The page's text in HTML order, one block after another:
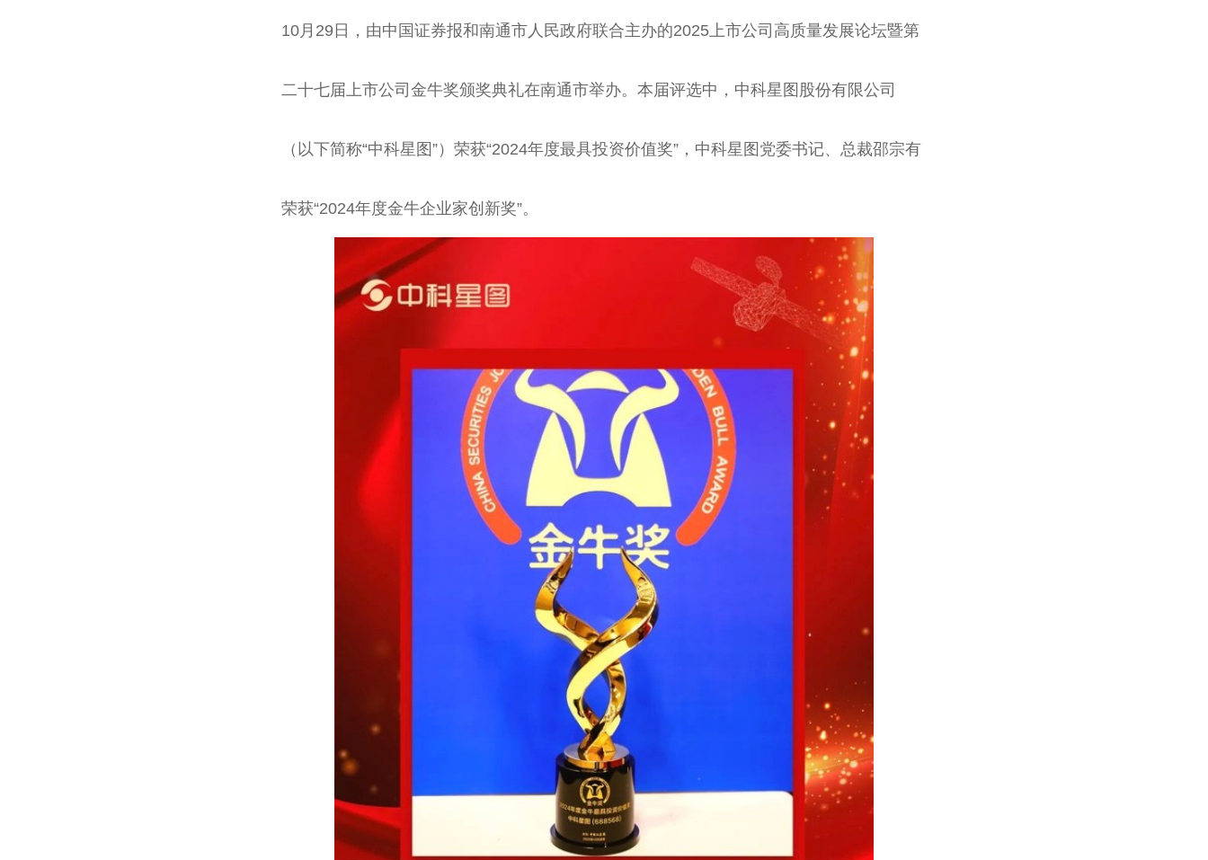
10月29日，由中国证券报和南通市 人民政府联合主办的2025上市公司高质量发展论坛暨第
二十七届上市公司金牛奖颁奖典礼在南通市举办。本届评选中，中科星图股份有限公司
（以下简称“中科星图”）荣获“2024年度最具投资价值奖”，中科星图党委书记、 总裁邵宗有
荣获“2024年度金牛企业家创新奖”。